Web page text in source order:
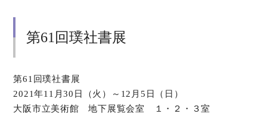
第61回璞社書展
第61回璞社書展
2021年11月30日（火）～12月5日（日）
大阪市立美術館 地下展覧会室 １・２・３室
関連書道展
デジタルアーカイブ